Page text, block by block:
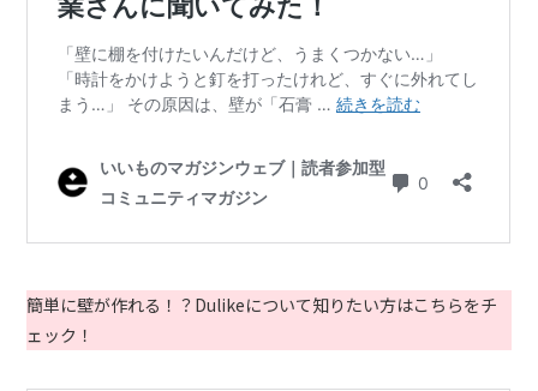
簡単に壁が作れる！？Dulikeについて知りたい方はこちらをチ
ェック！